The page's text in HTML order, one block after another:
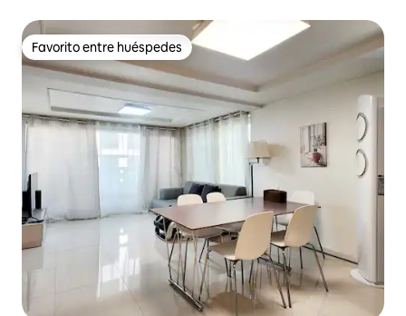
Favorito entre huéspedes
Favorito entre huéspedes